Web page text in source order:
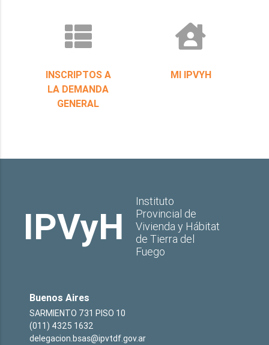
INSCRIPTOS A
LA DEMANDA
GENERAL
MI IPVYH
IPVyH
Instituto
Provincial de
Vivienda y Hábitat
de Tierra del
Fuego
Buenos Aires
SARMIENTO 731 PISO 10
(011) 4325 1632
delegacion.bsas@ipvtdf.gov.ar